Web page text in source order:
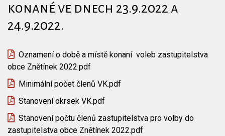
konané ve dnech 23.9.2022 a
24.9.2022.
Oznamení o době a místě konaní voleb zastupitelstva
obce Znětínek 2022.pdf
Minimální počet členů VK.pdf
Stanovení okrsek VK.pdf
Stanovení počtu členů zastupitelstva pro volby do
zastupitelstva obce Znětínek 2022.pdf